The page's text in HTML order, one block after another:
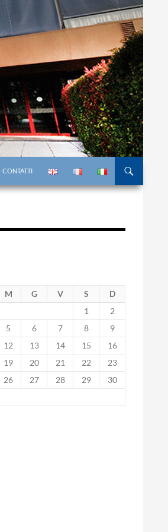
CONTATTI
M G V S
D
1
2
5 6 7 8
9
12 13 14 15
16
19 20 21 22
23
26 27 28 29
30